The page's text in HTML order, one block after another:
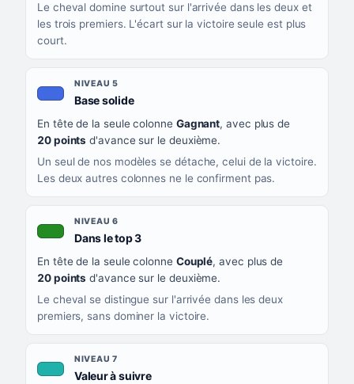
Le cheval domine surtout sur l'arrivée dans les deux et
les trois premiers. L'écart sur la victoire seule est plus
court.
NIVEAU 5
Base solide, couleur bleu roi
En tête de la seule colonne Gagnant, avec plus de
20 points d'avance sur le deuxième.
Un seul de nos modèles se détache, celui de la victoire.
Les deux autres colonnes ne le confirment pas.
NIVEAU 6
Dans le top 3, couleur verte
En tête de la seule colonne Couplé, avec plus de
20 points d'avance sur le deuxième.
Le cheval se distingue sur l'arrivée dans les deux
premiers, sans dominer la victoire.
NIVEAU 7
Valeur à suivre, couleur turquoise